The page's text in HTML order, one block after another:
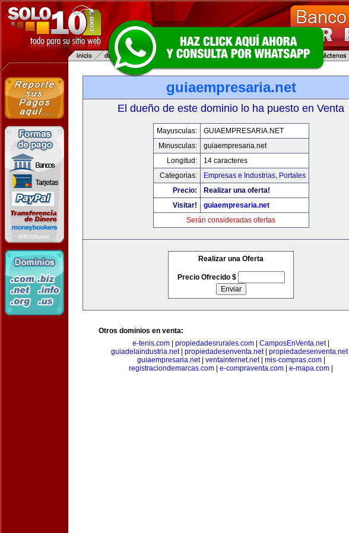
guiaempresaria.net
El dueño de este dominio lo ha puesto en Venta
Mayusculas:
GUIAEMPRESARIA.NET
Minusculas:
guiaempresaria.net
Longitud:
14 caracteres
Categorias:
Empresas e Industrias, Portales
Precio:
Realizar una oferta!
Visitar!
guiaempresaria.net
Serán consideradas ofertas
Realizar una Oferta
Precio Ofrecido $
Otros dominios en venta:
e-tenis.com
propiedadesrurales.com CamposEnVenta.net
guiadelaindustria.net propiedadesenventa.net propiedadesenventa.net|
guiaempresaria.net| ventainternet.net| mis-compras.com|
registraciondemarcas.com
e-compraventa.com e-mapa.com